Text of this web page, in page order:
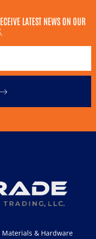
LATEST NEWS ON OUR
& Hardware